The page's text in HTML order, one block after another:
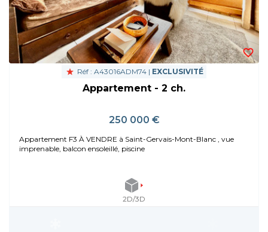
Réf : A43016ADM74 | EXCLUSIVITÉ
Appartement - 2 ch.
250 000 €
Appartement F3 À VENDRE à Saint-Gervais-Mont-Blanc , vue
imprenable, balcon ensoleillé, piscine
2D/3D